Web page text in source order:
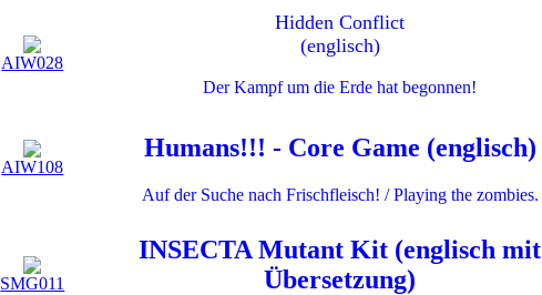
AIW028
Hidden Conflict
(englisch)
Der Kampf um die Erde hat begonnen!
AIW108
Humans!!! - Core Game (englisch)
Auf der Suche nach Frischfleisch! / Playing the zombies.
SMG011
INSECTA Mutant Kit (englisch mit
Übersetzung)